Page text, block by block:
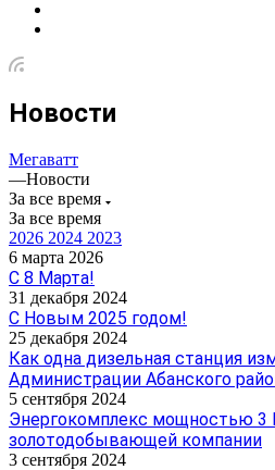
Новости
Мегаватт
—Новости
За все время
За все время
2026 2024 2023
6 марта 2026
С 8 Марта!
31 декабря 2024
С Новым 2025 годом!
25 декабря 2024
Как одна дизельная станция
Администрации Абанского
5 сентября 2024
Энергокомплекс мощностью 3
золотодобывающей компании
3 сентября 2024